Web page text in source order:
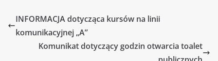
INFORMACJA dotycząca kursów na linii
komunikacyjnej „A”
Komunikat dotyczący godzin otwarcia toalet